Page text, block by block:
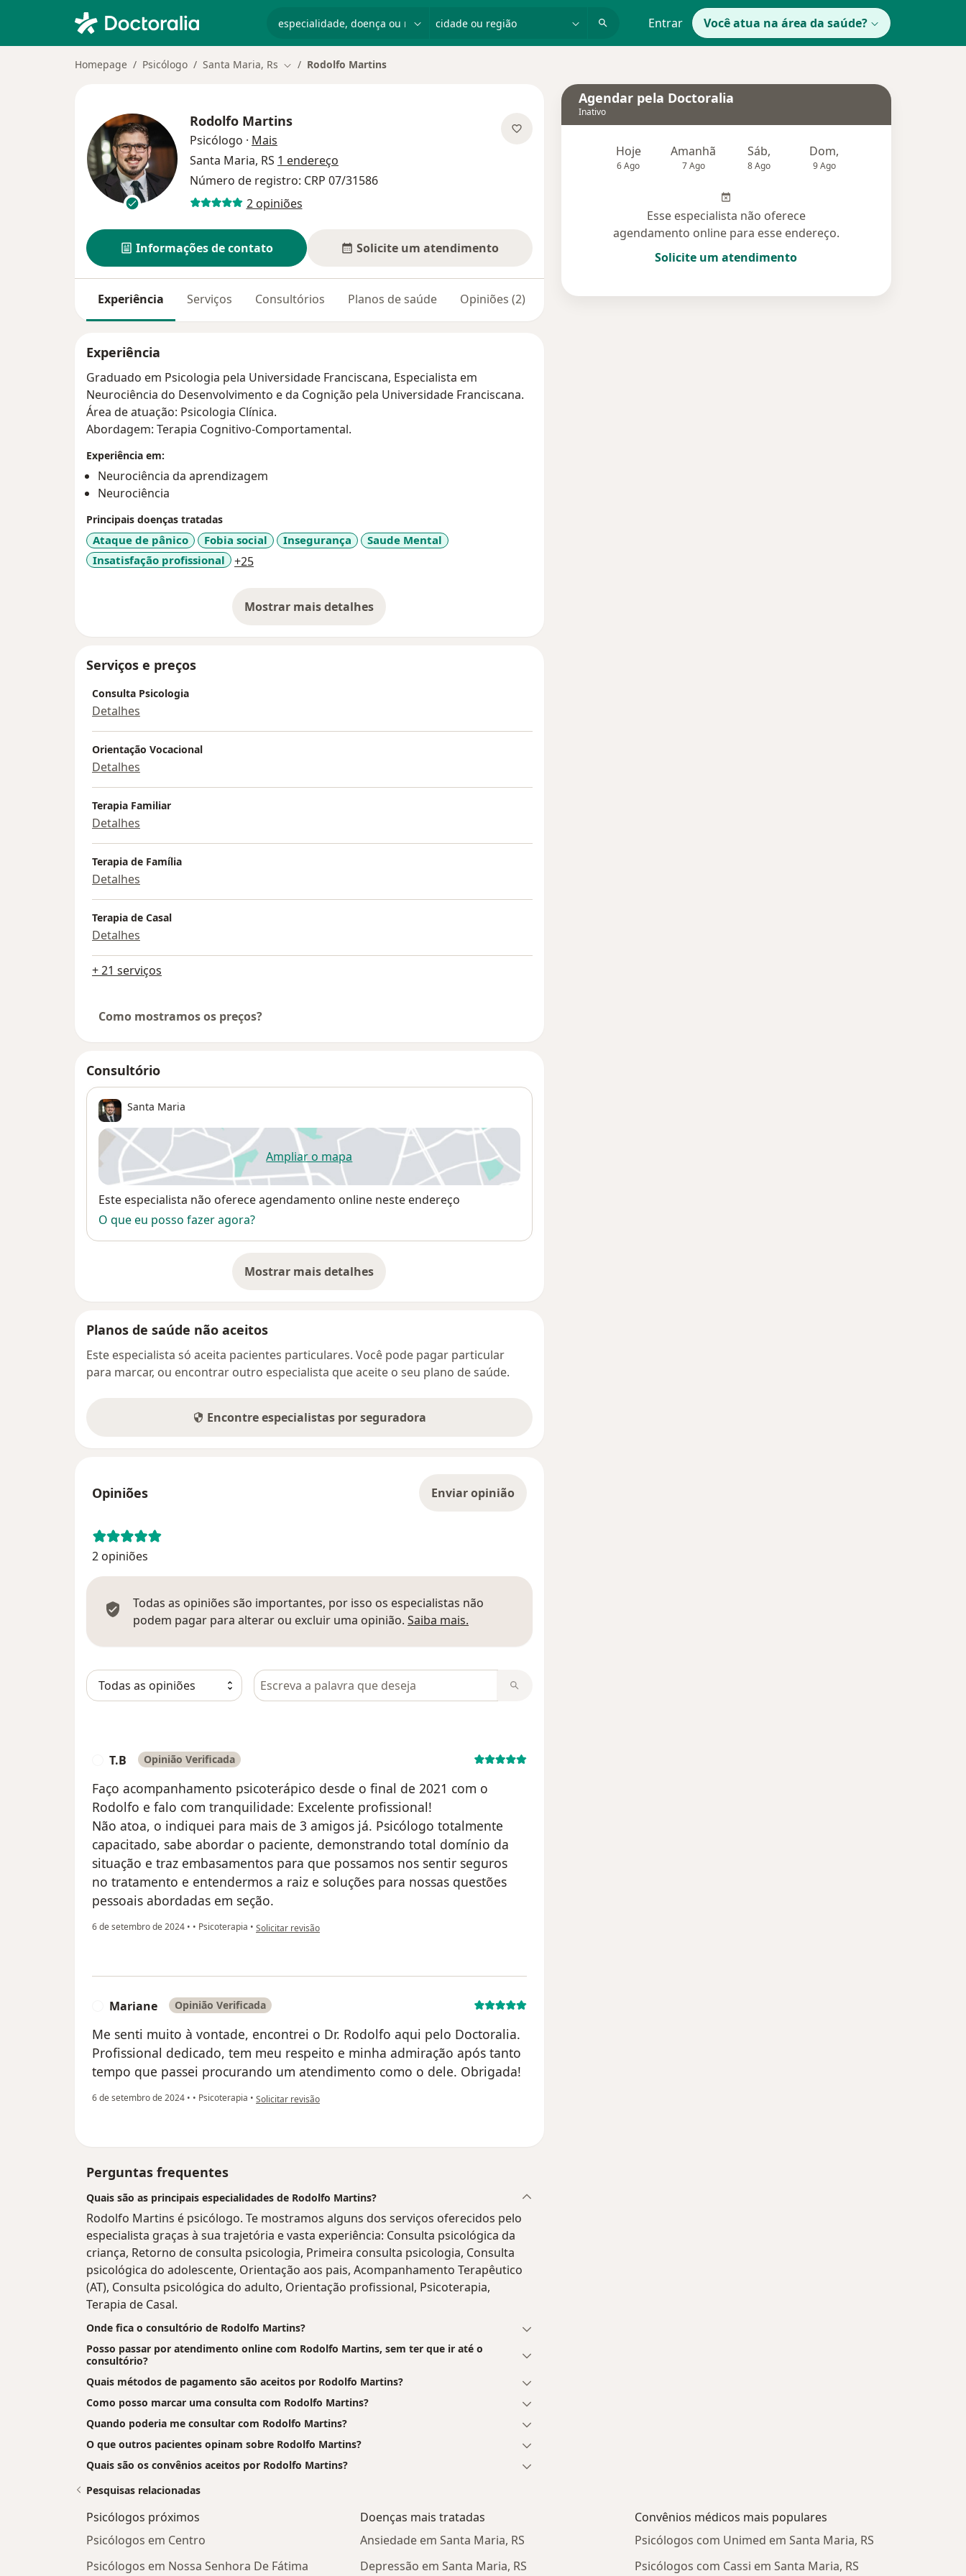
Entrar Você atua na área da saúde?
Homepage Psicólogo Santa Maria, Rs Mudar de cidade
Rodolfo Martins
Rodolfo Martins
Psicólogo · Mais
Santa Maria, RS 1 endereço
Número de registro: CRP 07/31586
2 opiniões
Informações de contato Solicite um atendimento
Experiência Serviços Consultórios Planos de saúde Opiniões (2)
Experiência
Graduado em Psicologia pela Universidade Franciscana, Especialista em
Neurociência do Desenvolvimento e da Cognição pela Universidade Franciscana.
Área de atuação: Psicologia Clínica.
Abordagem: Terapia Cognitivo-Comportamental.
Experiência em:
Neurociência da aprendizagem
Neurociência
Principais doenças tratadas
Ataque de pânico Fobia social Insegurança
Saude Mental
Insatisfação profissional
+25a11y_sr_more_diseases
Mostrar mais detalhes
sobre a experiência
Serviços e preços
Consulta Psicologia
Detalhes
Orientação Vocacional
Detalhes
Terapia Familiar
Detalhes
Terapia de Família
Detalhes
Terapia de Casal
Detalhes
+ 21 serviços
Como mostramos os preços?
Consultório
Santa Maria
Ampliar o mapaabre num novo separador
Disponibilidade
Este especialista não oferece agendamento online neste endereço
O que eu posso fazer agora?
Mostrar mais detalhes
sobre o endereço
Planos de saúde não aceitos
Este especialista só aceita pacientes particulares. Você pode pagar particular
para marcar, ou encontrar outro especialista que aceite o seu plano de saúde.
Encontre especialistas por seguradora
Opiniões Enviar opinião
2 opiniões
Todas as opiniões são importantes, por isso os especialistas não
podem pagar para alterar ou excluir uma opinião. Saiba mais.
Pesquisar em opiniões
T.B Opinião Verificada
Faço acompanhamento psicoterápico desde o final de 2021 com o
Rodolfo e falo com tranquilidade: Excelente profissional!
Não atoa, o indiquei para mais de 3 amigos já. Psicólogo totalmente
capacitado, sabe abordar o paciente, demonstrando total domínio da
situação e traz embasamentos para que possamos nos sentir seguros
no tratamento e entendermos a raiz e soluções para nossas questões
pessoais abordadas em seção.
6 de setembro de 2024 • • Psicoterapia • na opinião do utilizador T.B
Solicitar revisão
Mariane Opinião Verificada
Me senti muito à vontade, encontrei o Dr. Rodolfo aqui pelo Doctoralia.
Profissional dedicado, tem meu respeito e minha admiração após tanto
tempo que passei procurando um atendimento como o dele. Obrigada!
6 de setembro de 2024 • • Psicoterapia • na opinião do utilizador Mariane
Solicitar revisão
Perguntas frequentes
Quais são as principais especialidades de Rodolfo Martins?
Rodolfo Martins é psicólogo. Te mostramos alguns dos serviços oferecidos pelo
especialista graças à sua trajetória e vasta experiência: Consulta psicológica da
criança, Retorno de consulta psicologia, Primeira consulta psicologia, Consulta
psicológica do adolescente, Orientação aos pais, Acompanhamento Terapêutico
(AT), Consulta psicológica do adulto, Orientação profissional, Psicoterapia,
Terapia de Casal.
Onde fica o consultório de Rodolfo Martins?
Posso passar por atendimento online com Rodolfo Martins, sem ter que ir até o
consultório?
Quais métodos de pagamento são aceitos por Rodolfo Martins?
Como posso marcar uma consulta com Rodolfo Martins?
Quando poderia me consultar com Rodolfo Martins?
O que outros pacientes opinam sobre Rodolfo Martins?
Quais são os convênios aceitos por Rodolfo Martins?
Agendar pela Doctoralia
Inativo
Hoje
6 Ago
Amanhã
7 Ago
Sáb,
8 Ago
Dom,
9 Ago
Esse especialista não oferece
agendamento online para esse endereço.
Solicite um atendimento
Pesquisas relacionadas
Psicólogos próximos
Psicólogos em Centro
Psicólogos em Nossa Senhora De Fátima
Doenças mais tratadas
Ansiedade em Santa Maria, RS
Depressão em Santa Maria, RS
Convênios médicos mais populares
Psicólogos com Unimed em Santa Maria, RS
Psicólogos com Cassi em Santa Maria, RS